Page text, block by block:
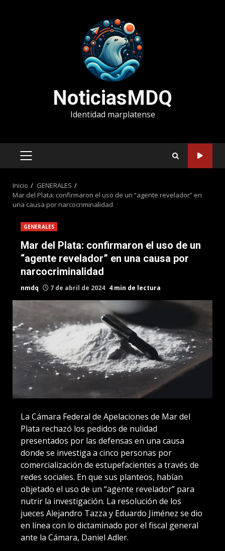
NoticiasMDQ
Identidad marplatense
MENÚ
Inicio
GENERALES
Mar del Plata: confirmaron el uso de un “agente revelador” en
una causa por narcocriminalidad
GENERALES
Mar del Plata: confirmaron el uso de un
“agente revelador” en una causa por
narcocriminalidad
nmdq 7 de abril de 2024 4 min de lectura
La Cámara Federal de Apelaciones de Mar del
Plata rechazó los pedidos de nulidad
presentados por las defensas en una causa
donde se investiga a cinco personas por
comercialización de estupefacientes a través de
redes sociales. En que sus planteos, habían
objetado el uso de un “agente revelador” para
nutrir la investigación. La resolución de los
jueces Alejandro Tazza y Eduardo Jiménez se dio
en línea con lo dictaminado por el fiscal general
ante la Cámara, Daniel Adler.